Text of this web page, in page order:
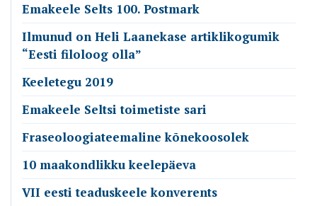
Emakeele Selts 100. Postmark
Ilmunud on Heli Laanekase artiklikogumik
“Eesti filoloog olla”
Keeletegu 2019
Emakeele Seltsi toimetiste sari
Fraseoloogiateemaline kõnekoosolek
10 maakondlikku keelepäeva
VII eesti teaduskeele konverents